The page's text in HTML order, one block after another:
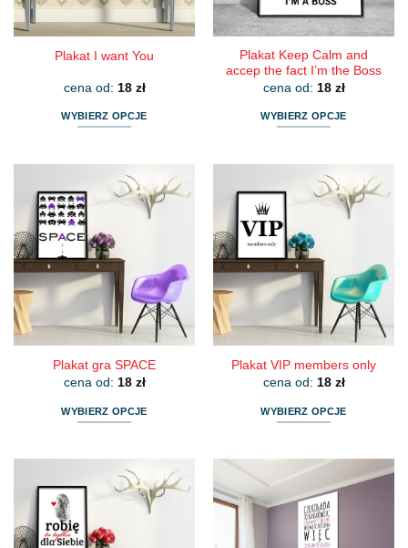
Plakat I want You
cena od: 18 zł
WYBIERZ OPCJE
wiele
wariantów.
Opcje
można
wybrać
na
stronie
produktu
Plakat Keep Calm and
accep the fact I’m the Boss
cena od: 18 zł
WYBIERZ OPCJE
wiele
wariantów.
Opcje
można
wybrać
na
stronie
produktu
Plakat gra SPACE
cena od: 18 zł
WYBIERZ OPCJE
wiele
wariantów.
Opcje
Plakat VIP members only
cena od: 18 zł
WYBIERZ OPCJE
wiele
wariantów.
Opcje